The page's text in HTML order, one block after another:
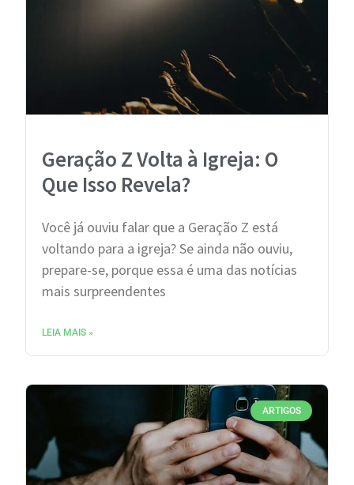
Geração Z Volta à Igreja: O
Que Isso Revela?
Você já ouviu falar que a Geração Z está
voltando para a igreja? Se ainda não ouviu,
prepare-se, porque essa é uma das notícias
mais surpreendentes
LEIA MAIS »
ARTIGOS